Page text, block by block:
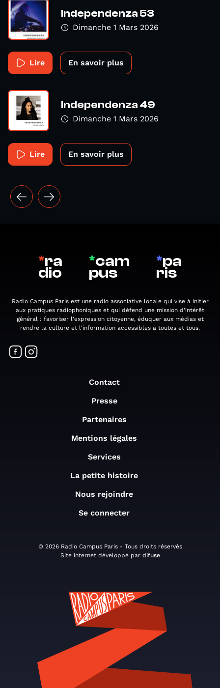
Independenza 53
Dimanche 1 Mars 2026
Lire En savoir plus
Independenza 49
Dimanche 1 Mars 2026
Lire En savoir plus
*ra
dio
*cam
pus
*pa
ris
Radio Campus Paris est une radio associative locale qui vise à initier
aux pratiques radiophoniques et qui défend une mission d'intérêt
général : favoriser l'expression citoyenne, éduquer aux médias et
rendre la culture et l'information accessibles à toutes et tous.
Contact
Presse
Partenaires
Mentions légales
Services
La petite histoire
Nous rejoindre
Se connecter
© 2026 Radio Campus Paris - Tous droits réservés
Site internet développé par difuse